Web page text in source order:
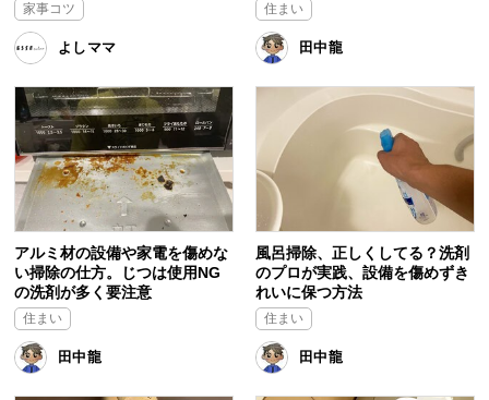
家事コツ
よしママ
住まい
田中龍
アルミ材の設備や家電を傷めな
い掃除の仕方。じつは使用NG
の洗剤が多く要注意
住まい
田中龍
風呂掃除、正しくしてる？洗剤
のプロが実践、設備を傷めずき
れいに保つ方法
住まい
田中龍